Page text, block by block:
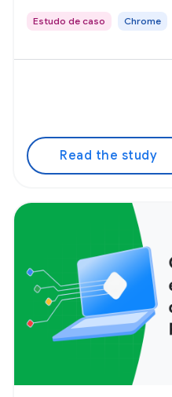
Estudo de caso Chrome
Read the study